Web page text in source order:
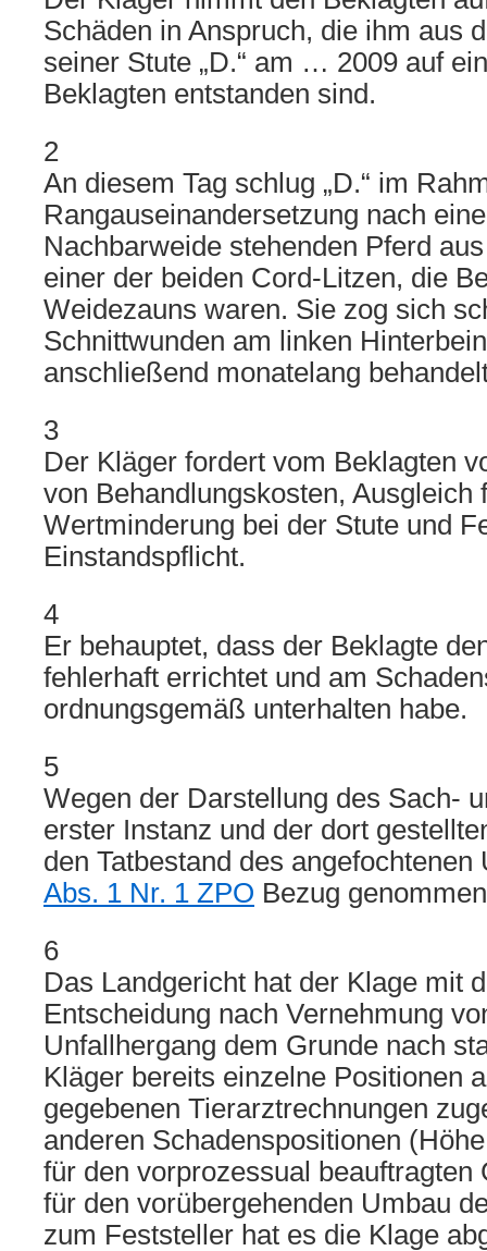
Schäden in Anspruch, die ihm aus
seiner Stute „D.“ am … 2009 auf
Beklagten entstanden sind.
2
An diesem Tag schlug „D.“ im
Rangauseinandersetzung nach
Nachbarweide stehenden Pferd
einer der beiden Cord-Litzen, die
Weidezauns waren. Sie zog sich
Schnittwunden am linken
anschließend monatelang
3
Der Kläger fordert vom Beklagten
von Behandlungskosten, Ausgleich
Wertminderung bei der Stute und
Einstandspflicht.
4
Er behauptet, dass der Beklagte
fehlerhaft errichtet und am
ordnungsgemäß unterhalten habe.
5
Wegen der Darstellung des Sach-
erster Instanz und der dort
den Tatbestand des
Abs. 1 Nr. 1 ZPO Bezug
6
Das Landgericht hat der Klage mit
Entscheidung nach Vernehmung
Unfallhergang dem Grunde nach
Kläger bereits einzelne Positionen
gegebenen Tierarztrechnungen
anderen Schadenspositionen
für den vorprozessual beauftragten
für den vorübergehenden Umbau
zum Feststeller hat es die Klage